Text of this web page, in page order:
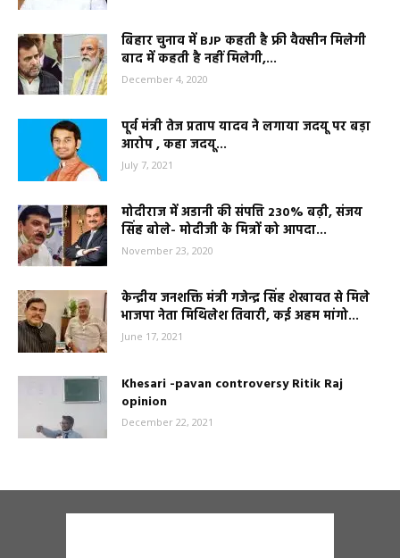
बिहार चुनाव में BJP कहती है फ्री वैक्सीन मिलेगी
बाद में कहती है नहीं मिलेगी,...
December 4, 2020
पूर्व मंत्री तेज प्रताप यादव ने लगाया जदयू पर बड़ा
आरोप , कहा जदयू...
July 7, 2021
मोदीराज में अडानी की संपत्ति 230% बढ़ी, संजय
सिंह बोले- मोदीजी के मित्रों को आपदा...
November 23, 2020
केन्द्रीय जनशक्ति मंत्री गजेन्द्र सिंह शेखावत से मिले
भाजपा नेता मिथिलेश तिवारी, कई अहम मांगो...
June 17, 2021
Khesari -pavan controversy Ritik Raj
opinion
December 22, 2021